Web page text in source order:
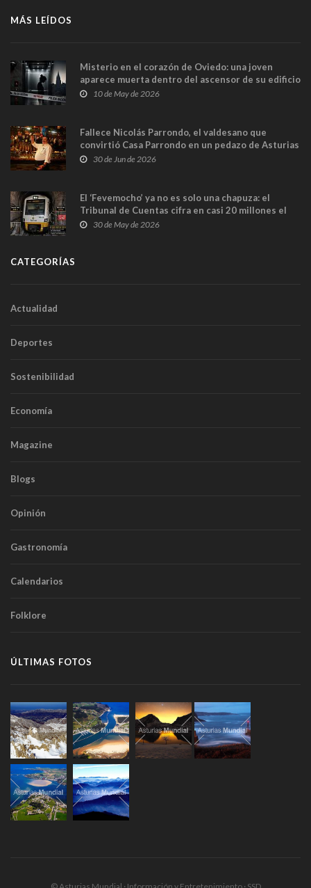
MÁS LEÍDOS
Misterio en el corazón de Oviedo: una joven
aparece muerta dentro del ascensor de su edificio
y las cámaras captan sus últimos minutos
10 de May de 2026
Fallece Nicolás Parrondo, el valdesano que
convirtió Casa Parrondo en un pedazo de Asturias
en Madrid
30 de Jun de 2026
El ‘Fevemocho’ ya no es solo una chapuza: el
Tribunal de Cuentas cifra en casi 20 millones el
sobrecoste de los trenes que no cabían por los
30 de May de 2026
CATEGORÍAS
Actualidad
Deportes
Sostenibilidad
Economía
Magazine
Blogs
Opinión
Gastronomía
Calendarios
Folklore
ÚLTIMAS FOTOS